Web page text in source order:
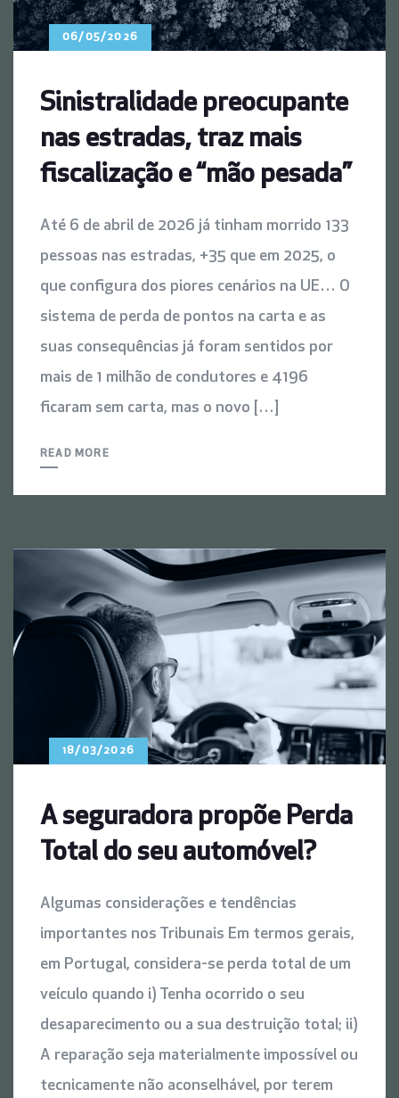
06/05/2026
Sinistralidade preocupante
nas estradas, traz mais
fiscalização e “mão pesada”
Até 6 de abril de 2026 já tinham morrido 133
pessoas nas estradas, +35 que em 2025, o
que configura dos piores cenários na UE… O
sistema de perda de pontos na carta e as
suas consequências já foram sentidos por
mais de 1 milhão de condutores e 4196
ficaram sem carta, mas o novo […]
READ MORE
18/03/2026
A seguradora propõe Perda
Total do seu automóvel?
Algumas considerações e tendências
importantes nos Tribunais Em termos gerais,
em Portugal, considera-se perda total de um
veículo quando i) Tenha ocorrido o seu
desaparecimento ou a sua destruição total; ii)
A reparação seja materialmente impossível ou
tecnicamente não aconselhável, por terem